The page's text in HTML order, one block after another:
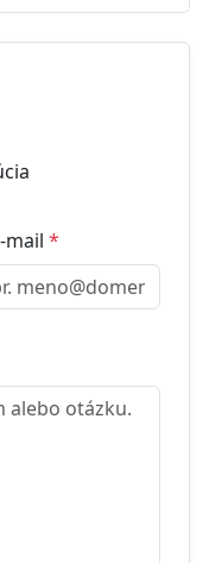
mail *